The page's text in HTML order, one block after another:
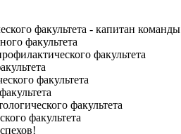
факультета - капитан команды
факультета
факультета
факультета
факультета
факультета